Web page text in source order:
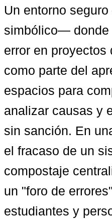
Un entorno
simbólico— donde
error en proyectos
como parte del
espacios para
analizar causas y
sin sanción. En
el fracaso de un
compostaje
un "foro de
estudiantes y